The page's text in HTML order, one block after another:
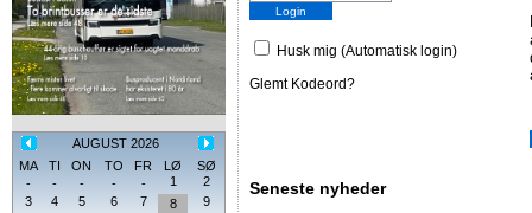
AUGUST 2026
MA
TI ON TO FR LØ
SØ
-
- - - - 1
2
3
4 5 6 7 8
9
Husk mig (Automatisk login)
Glemt Kodeord?
Seneste nyheder